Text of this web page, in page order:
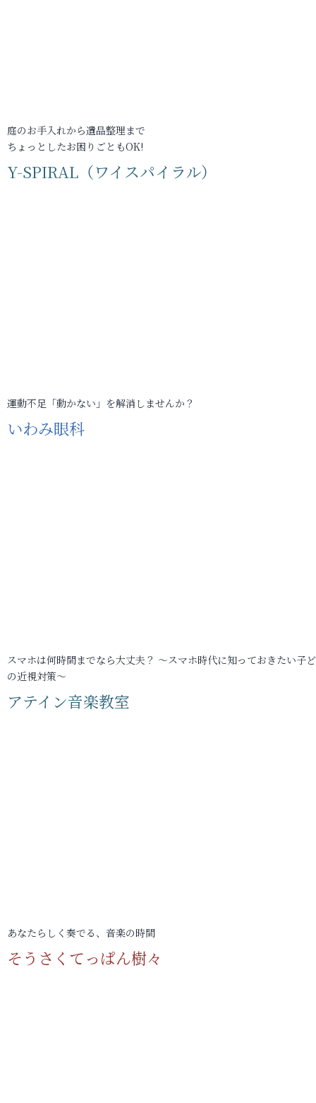
庭のお手入れから遺品整理まで
ちょっとしたお困りごともOK!
Y-SPIRAL（ワイスパイラル）
運動不足「動かない」を解消しませんか？
いわみ眼科
スマホは何時間までなら大丈夫？ ～スマホ時代に知っておきたい子
の近視対策～
アテイン音楽教室
あなたらしく奏でる、音楽の時間
そうさくてっぱん樹々